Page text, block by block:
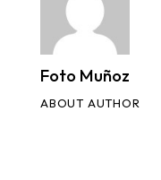
Foto Muñoz
ABOUT AUTHOR